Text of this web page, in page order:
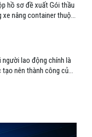
hồ sơ đề xuất Gói thầu
xe nâng container thuộc
Việt Nam – CTCP”
lao động chính là
nên thành công của